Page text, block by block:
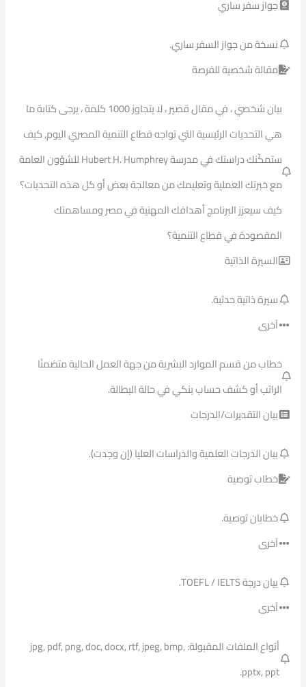
جواز سفر ساري
نسخة من جواز السفر ساري.
مقالة شخصية للفرصة
بيان شخصي ، في مقال قصير ، لا يتجاوز 1000 كلمة ، يرجى كتابة ما
هي التحديات الرئيسية التي تواجه قطاع التنمية المصري اليوم, كيف
ستمكّنك دراستك في مدرسة Hubert H. Humphrey للشؤون العامة
مع خبرتك العملية وتعليمك من معالجة بعض أو كل هذه التحديات؟
كيف سيعزز البرنامج أهدافك المهنية في مصر ومساهمتك
المقصودة في قطاع التنمية؟
السيرة الذاتية
سيرة ذاتية حدثية.
آخرى
خطاب من قسم الموارد البشرية من جهة العمل الحالية متضمنًا
الراتب أو كشف حساب بنكي في حالة البطالة.
بيان التقديرات/الدرجات
بيان الدرجات العلمية والدراسات العليا (إن وجدت).
خطاب توصية
خطابان توصية.
آخرى
بيان درجة TOEFL / IELTS.
آخرى
أنواع الملفات المقبولة: jpg, pdf, png, doc, docx, rtf, jpeg, bmp,
pptx, ppt.